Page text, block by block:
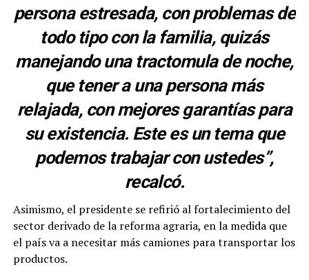
persona estresada, con problemas de
todo tipo con la familia, quizás
manejando una tractomula de noche,
que tener a una persona más
relajada, con mejores garantías para
su existencia. Este es un tema que
podemos trabajar con ustedes”,
recalcó.
Asimismo, el presidente se refirió al fortalecimiento del
sector derivado de la reforma agraria, en la medida que
el país va a necesitar más camiones para transportar los
productos.